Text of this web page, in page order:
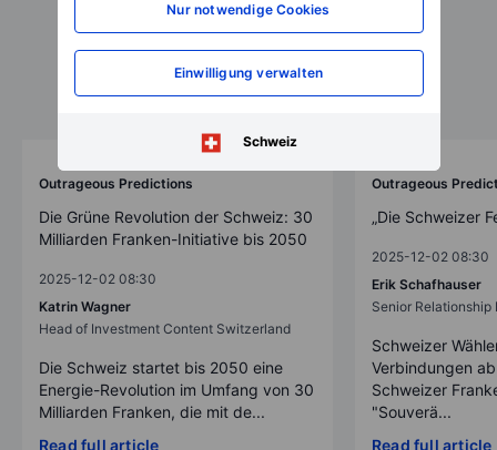
Nur notwendige Cookies
Einwilligung verwalten
Schweiz
Outrageous Predictions
Die Grüne Revolution der Schweiz: 30
Milliarden Franken-Initiative bis 2050
2025-12-02 08:30
Katrin Wagner
Head of Investment Content Switzerland
Die Schweiz startet bis 2050 eine
Energie-Revolution im Umfang von 30
Milliarden Franken, die mit de...
Read full article
Outrageous
„Die Schweizer
2025-12-02 08:30
Erik Schafhauser
Senior Relationship
Schweizer
Verbindungen
Schweizer
"Souverä...
Read full article